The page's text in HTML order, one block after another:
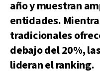
año y muestran
entidades.
tradicionales
debajo del 20%,
lideran el ranking.